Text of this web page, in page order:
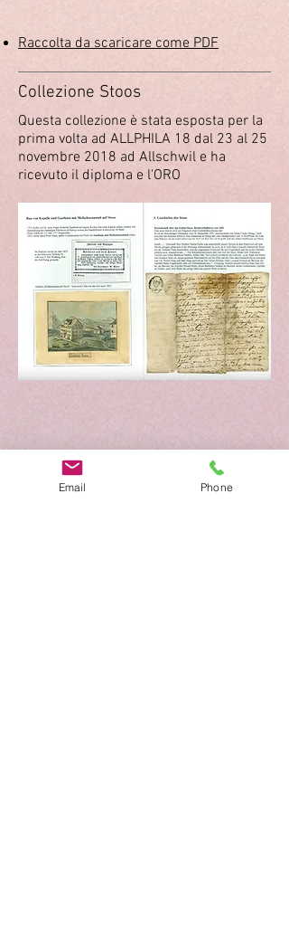
Raccolta da scaricare come PDF
Collezione Stoos
Questa collezione è stata esposta per la
prima volta ad ALLPHILA 18 dal 23 al 25
novembre 2018 ad Allschwil e ha
ricevuto il diploma e l'ORO
Raccolta da scaricare come PDF
Email Phone